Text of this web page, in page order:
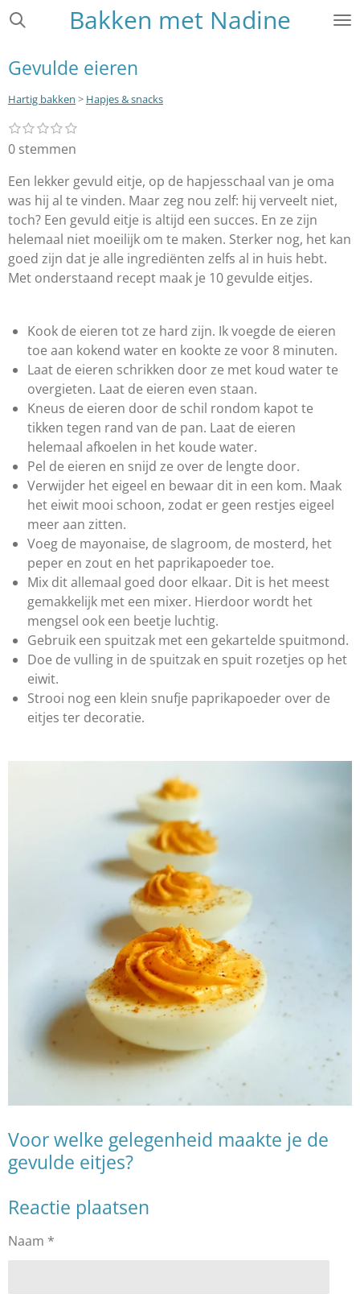
Ga
de
hoofdinhoud
Bakken met Nadine
Gevulde eieren
Hartig bakken > Hapjes & snacks
R
a
i
n
g
:
0
s
1
s
t
r
2
t
r
r
e
n
3
t
r
r
e
n
4
t
r
r
e
n
5
t
r
r
e
n
S
m
m
e
n
0 stemmen
Een lekker gevuld eitje, op de hapjesschaal van je oma
was hij al te vinden. Maar zeg nou zelf: hij verveelt niet,
toch? Een gevuld eitje is altijd een succes. En ze zijn
helemaal niet moeilijk om te maken. Sterker nog, het kan
goed zijn dat je alle ingrediënten zelfs al in huis hebt.
Met onderstaand recept maak je 10 gevulde eitjes.
Kook de eieren tot ze hard zijn. Ik voegde de eieren
toe aan kokend water en kookte ze voor 8 minuten.
Laat de eieren schrikken door ze met koud water te
overgieten. Laat de eieren even staan.
Kneus de eieren door de schil rondom kapot te
tikken tegen rand van de pan. Laat de eieren
helemaal afkoelen in het koude water.
Pel de eieren en snijd ze over de lengte door.
Verwijder het eigeel en bewaar dit in een kom. Maak
het eiwit mooi schoon, zodat er geen restjes eigeel
meer aan zitten.
Voeg de mayonaise, de slagroom, de mosterd, het
peper en zout en het paprikapoeder toe.
Mix dit allemaal goed door elkaar. Dit is het meest
gemakkelijk met een mixer. Hierdoor wordt het
mengsel ook een beetje luchtig.
Gebruik een spuitzak met een gekartelde spuitmond.
Doe de vulling in de spuitzak en spuit rozetjes op het
eiwit.
Strooi nog een klein snufje paprikapoeder over de
eitjes ter decoratie.
Voor welke gelegenheid maakte je de
gevulde eitjes?
Reactie plaatsen
Naam *